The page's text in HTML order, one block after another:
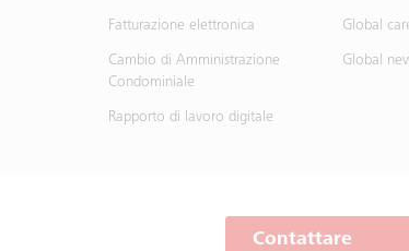
Fatturazione elettronica
Cambio di Amministrazione
Condominiale
Rapporto di lavoro digitale
Global
Global
Contattare